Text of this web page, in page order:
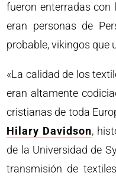
fueron enterradas con
eran personas de
probable, vikingos que
«La calidad de los
eran altamente
cristianas de toda
Hilary Davidson,
de la Universidad de
transmisión de